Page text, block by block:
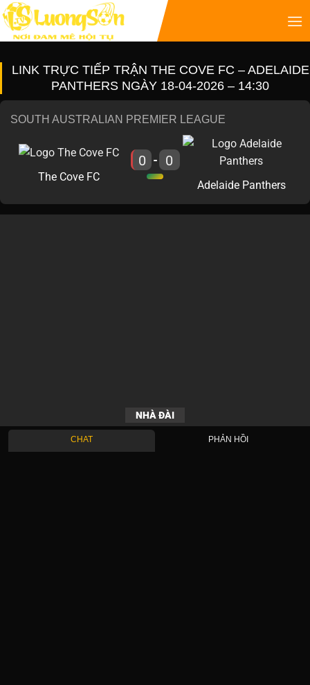
LINK TRỰC TIẾP TRẬN THE COVE FC – ADELAIDE
PANTHERS NGÀY 18-04-2026 – 14:30
SOUTH AUSTRALIAN PREMIER LEAGUE
The Cove FC
0 - 0
Adelaide Panthers
NHÀ ĐÀI
CHAT PHẢN HỒI